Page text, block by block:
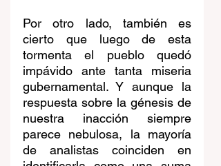
Por otro lado, también es
cierto que luego de esta
tormenta el pueblo quedó
impávido ante tanta miseria
gubernamental. Y aunque la
respuesta sobre la génesis de
nuestra inacción siempre
parece nebulosa, la mayoría
de analistas coinciden en